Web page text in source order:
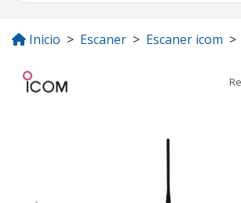
Inicio Escaner Escaner icom